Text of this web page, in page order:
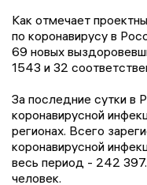
Как отмечает
по коронавирусу в
69 новых
1543 и 32
За последние сутки в
коронавирусной
регионах. Всего
коронавирусной
весь период - 242
человек.